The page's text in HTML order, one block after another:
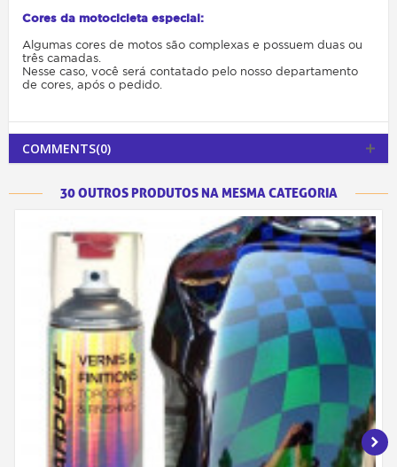
Cores da motocicleta especial:
Algumas cores de motos são complexas e possuem duas ou
três camadas.
Nesse caso, você será contatado pelo nosso departamento
de cores, após o pedido.
COMMENTS(0)
30 OUTROS PRODUTOS NA MESMA CATEGORIA